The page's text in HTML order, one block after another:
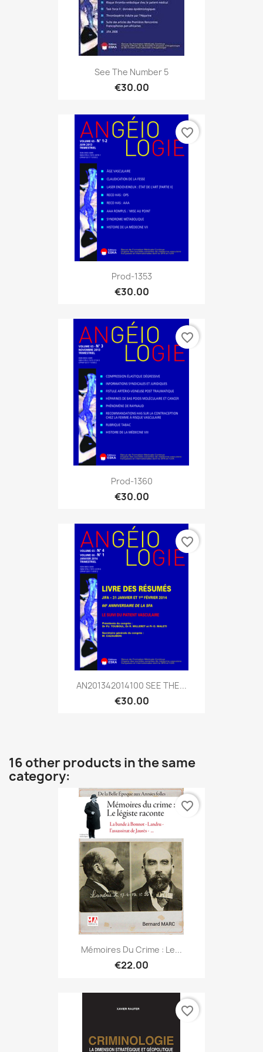
See The Number 5
€30.00
Prod-1353
€30.00
favorite_border
Prod-1360
€30.00
favorite_border
AN201342014100 SEE THE...
€30.00
favorite_border
16 other products in the same
category:
Mémoires Du Crime : Le...
€22.00
favorite_border
favorite_border